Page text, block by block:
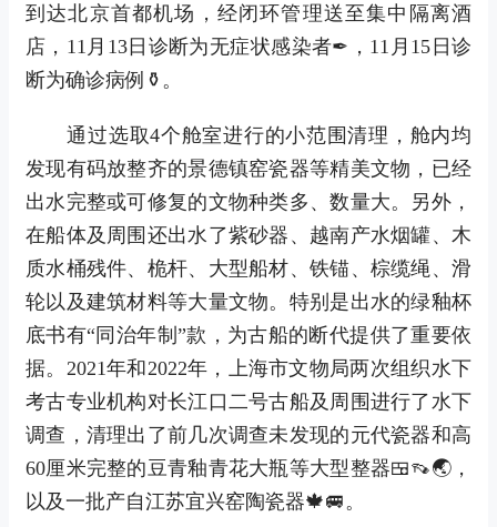
到达北京首都机场，经闭环管理送至集中隔离酒
店，11月13日诊断为无症状感染者✒，11月15日诊
断为确诊病例⚱。
通过选取4个舱室进行的小范围清理，舱内均
发现有码放整齐的景德镇窑瓷器等精美文物，已经
出水完整或可修复的文物种类多、数量大。另外，
在船体及周围还出水了紫砂器、越南产水烟罐、木
质水桶残件、桅杆、大型船材、铁锚、棕缆绳、滑
轮以及建筑材料等大量文物。特别是出水的绿釉杯
底书有“同治年制”款，为古船的断代提供了重要依
据。2021年和2022年，上海市文物局两次组织水下
考古专业机构对长江口二号古船及周围进行了水下
调查，清理出了前几次调查未发现的元代瓷器和高
60厘米完整的豆青釉青花大瓶等大型整器🍱👡🌏，
以及一批产自江苏宜兴窑陶瓷器🍁🚐。